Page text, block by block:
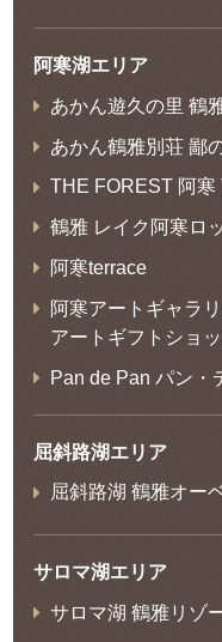
阿寒湖エリア
あかん遊久の里 鶴
あかん鶴雅別荘 鄙
THE FOREST 阿
鶴雅 レイク阿寒ロ
阿寒terrace
阿寒アートギャラ
アートギフトショ
Pan de Pan パン・
屈斜路湖エリア
屈斜路湖 鶴雅オー
サロマ湖エリア
サロマ湖 鶴雅リゾ